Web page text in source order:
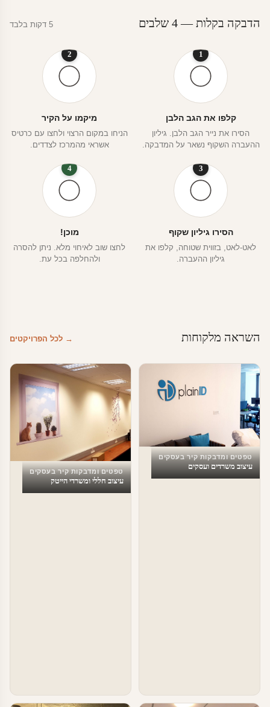
הדבקה בקלות — 4 שלבים 5 דקות בלבד
1
קלפו את הגב הלבן
הסירו את נייר הגב הלבן. גיליון
ההעברה השקוף נשאר על המדבקה.
2
מיקמו על הקיר
הניחו במקום הרצוי ולחצו עם כרטיס
אשראי מהמרכז לצדדים.
3
הסירו גיליון שקוף
לאט-לאט, בזווית שטוחה, קלפו את
גיליון ההעברה.
4
מוכן!
לחצו שוב לאיחוי מלא. ניתן להסרה
ולהחלפה בכל עת.
השראה מלקוחות → לכל הפרויקטים
טפטים ומדבקות קיר בעסקים
עיצוב משרדים ועסקים
טפטים ומדבקות קיר בעסקים
עיצוב חללי ומשרדי הייטק